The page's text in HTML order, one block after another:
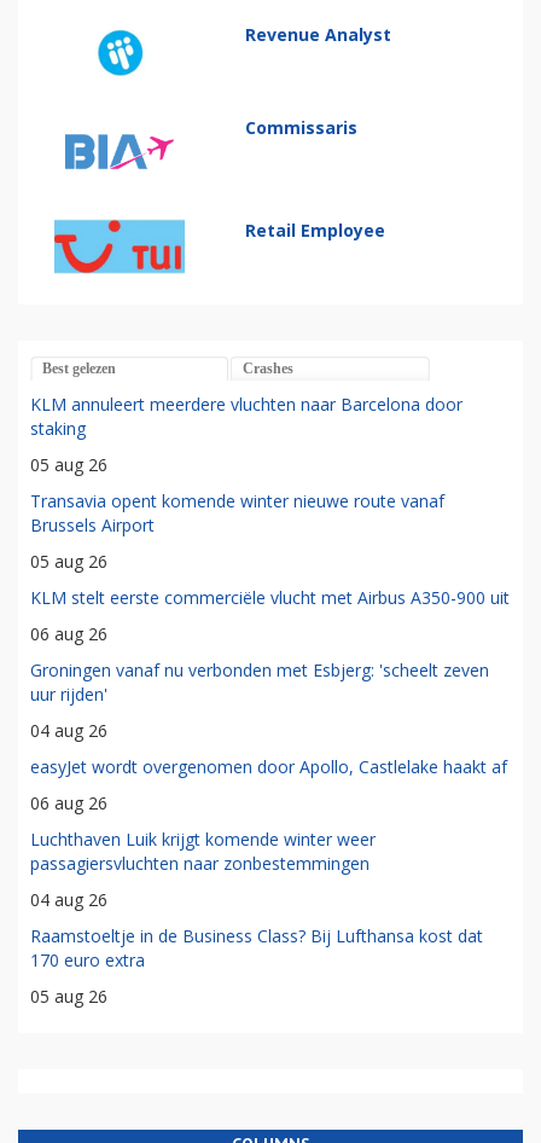
Revenue Analyst
Commissaris
Retail Employee
Best gelezen Crashes
KLM annuleert meerdere vluchten naar Barcelona door
staking
05 aug 26
Transavia opent komende winter nieuwe route vanaf
Brussels Airport
05 aug 26
KLM stelt eerste commerciële vlucht met Airbus A350-900 uit
06 aug 26
Groningen vanaf nu verbonden met Esbjerg: 'scheelt zeven
uur rijden'
04 aug 26
easyJet wordt overgenomen door Apollo, Castlelake haakt af
06 aug 26
Luchthaven Luik krijgt komende winter weer
passagiersvluchten naar zonbestemmingen
04 aug 26
Raamstoeltje in de Business Class? Bij Lufthansa kost dat
170 euro extra
05 aug 26